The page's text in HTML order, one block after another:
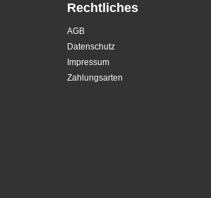
Rechtliches
AGB
Datenschutz
Impressum
Zahlungsarten